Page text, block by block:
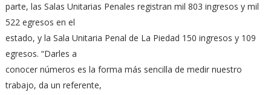
parte, las Salas Unitarias Penales registran mil 803 ingresos y mil
522 egresos en el
estado, y la Sala Unitaria Penal de La Piedad 150 ingresos y 109
egresos. “Darles a
conocer números es la forma más sencilla de medir nuestro
trabajo, da un referente,